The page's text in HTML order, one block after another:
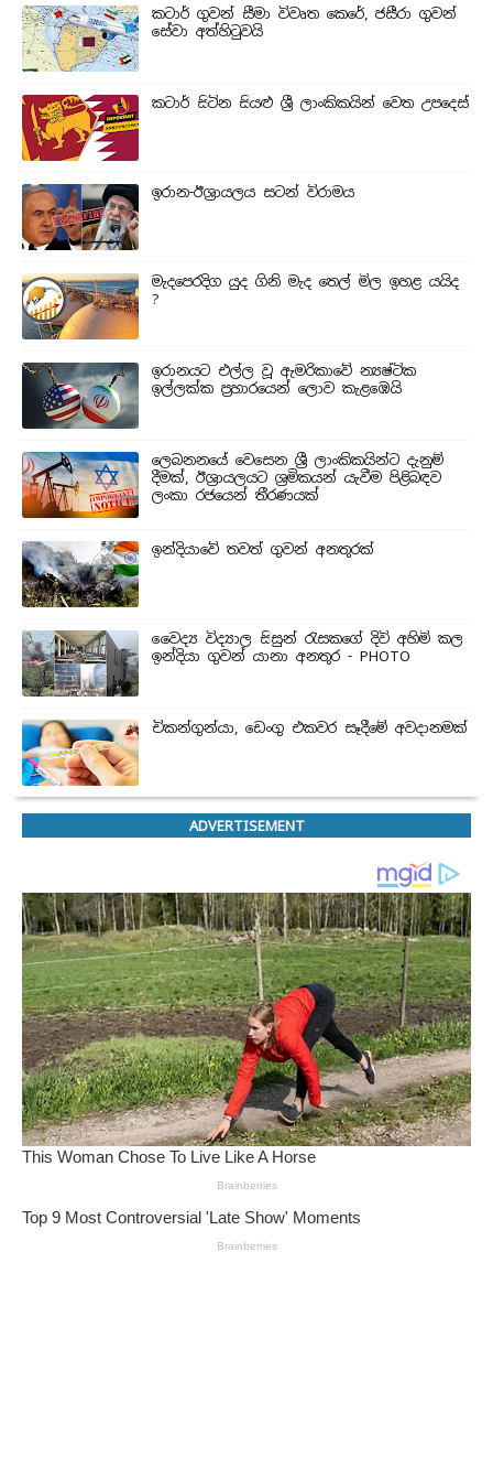
කටාර් ගුවන් සීමා විවෘත කෙරේ, ජසීරා ගුවන්
සේවා අත්හි‍ටුවයි
කටාර් සිටින සියළු ශ්‍රී ලාංකිකයින් වෙත උපදෙස්
ඉරාන-ඊශ්‍රායලය සටන් විරාමය
මැදපෙරදිග යුද ගිනි මැද තෙල් මිල ඉහළ යයිද
?
ඉරානයට එල්ල වූ ඇමරිකාවේ න්‍යෂ්ටික
ඉල්ලක්ක ප්‍රහාරයෙන් ලොව කැළඹෙයි
ලෙබනනයේ වෙසෙන ශ්‍රී ලාංකිකයින්ට දැනුම්
දීමක්, ඊශ්‍රායලයට ශ්‍රමිකයන් යැවීම පිළිබඳව
ලංකා රජයෙන් තීරණයක්
ඉන්දියාවේ තවත් ගුවන් අනතුරක්
වෛද්‍ය විද්‍යාල සිසුන් ‍රැසකගේ දිවි අහිමි කල
ඉන්දියා ගුවන් යානා අනතුර - PHOTO
චිකන්ගුන්යා, ඩෙංගු එකවර සෑදීමේ අවදානමක්
ADVERTISEMENT